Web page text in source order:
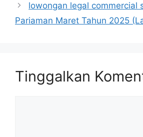
lowongan legal commercial
Pariaman Maret Tahun 2025
Tinggalkan